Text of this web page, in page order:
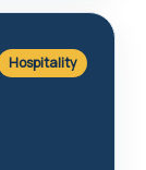
Hospitality